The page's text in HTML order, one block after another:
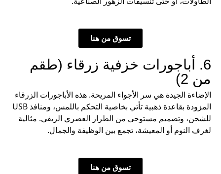
تسوق من هنا
6. أباجورات خزفية زرقاء (طقم
من 2)
الإضاءة الجيدة هي سر الأجواء المريحة. هذه الأباجورات الزرقاء
المزودة بقاعدة ذهبية تأتي بخاصية التحكم باللمس، ومنافذ USB
للشحن، وتصميم مستوحى من الطراز العصري الريفي. مثالية
لغرف النوم أو المعيشة، تجمع بين الوظيفة والجمال.
تسوق من هنا